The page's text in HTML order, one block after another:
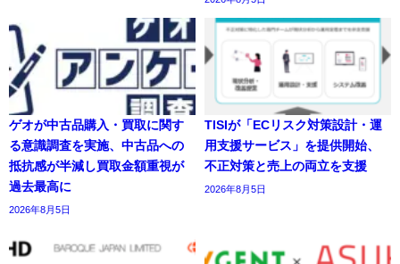
ゲオが中古品購入・買取に関す
る意識調査を実施、中古品への
抵抗感が半減し買取金額重視が
過去最高に
2026年8月5日
TISIが「ECリスク対策設計・運
用支援サービス」を提供開始、
不正対策と売上の両立を支援
2026年8月5日